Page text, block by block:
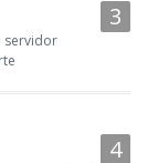
servidor